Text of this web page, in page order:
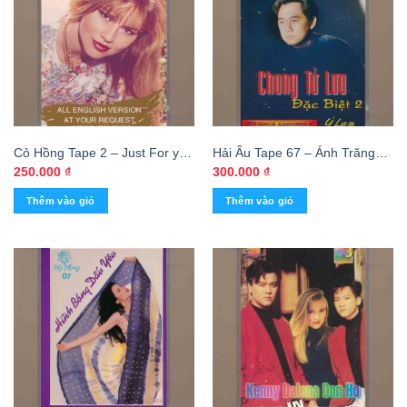
Cỏ Hồng Tape 2 – Just For you
2 – Dalena (KGTUS)
250.000 ₫
Thêm vào giỏ
Hải Âu Tape 67 – Ánh Trăng
Tan – Chung Tử Lưu – Ý Lan
(KGTUS)
300.000 ₫
Thêm vào giỏ